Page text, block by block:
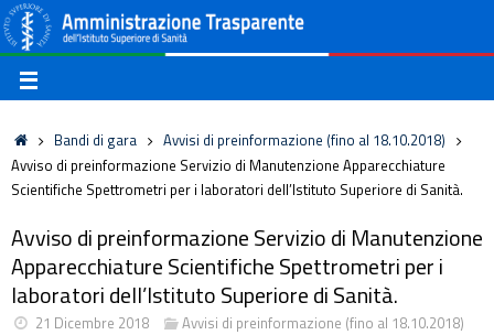
Bandi di gara
Avvisi di preinformazione (fino al 18.10.2018)
Avviso di preinformazione Servizio di Manutenzione Apparecchiature
Scientifiche Spettrometri per i laboratori dell’Istituto Superiore di Sanità.
Avviso di preinformazione Servizio di Manutenzione
Apparecchiature Scientifiche Spettrometri per i
laboratori dell’Istituto Superiore di Sanità.
21 Dicembre 2018 Avvisi di preinformazione (fino al 18.10.2018)